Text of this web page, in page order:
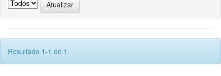
Resultado 1-1 de 1.